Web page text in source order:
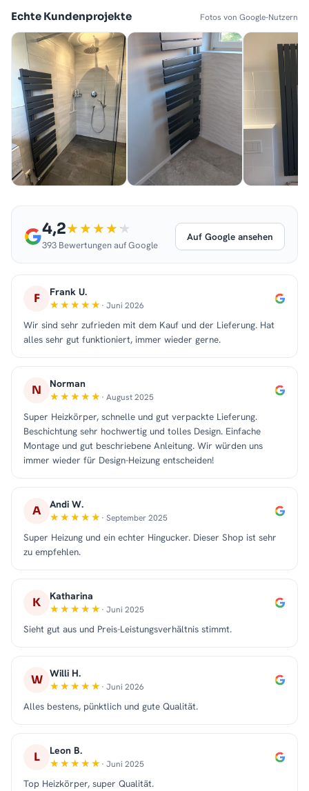
Echte Kundenprojekte Fotos von Google-Nutzern
4,2
393 Bewertungen auf Google
Auf Google ansehen
F Frank U.
· Juni 2026
Wir sind sehr zufrieden mit dem Kauf und der Lieferung. Hat
alles sehr gut funktioniert, immer wieder gerne.
N Norman
· August 2025
Super Heizkörper, schnelle und gut verpackte Lieferung.
Beschichtung sehr hochwertig und tolles Design. Einfache
Montage und gut beschriebene Anleitung. Wir würden uns
immer wieder für Design-Heizung entscheiden!
A Andi W.
· September 2025
Super Heizung und ein echter Hingucker. Dieser Shop ist sehr
zu empfehlen.
K Katharina
· Juni 2025
Sieht gut aus und Preis-Leistungsverhältnis stimmt.
W Willi H.
· Juni 2026
Alles bestens, pünktlich und gute Qualität.
L Leon B.
· Juni 2025
Top Heizkörper, super Qualität.